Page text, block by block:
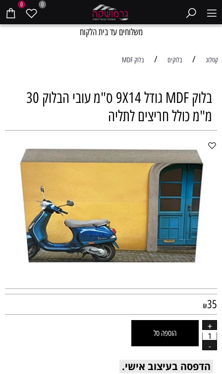
משלוחים עד בית הלקוח
0 0
קטלוג / בלוקים / בלוק MDF
בלוק MDF גודל 9X14 ס"מ עובי הבלוק 30
מ"מ כולל חריצים לתליה
₪35
הוספה סל
הדפסה בעיצוב אישי.